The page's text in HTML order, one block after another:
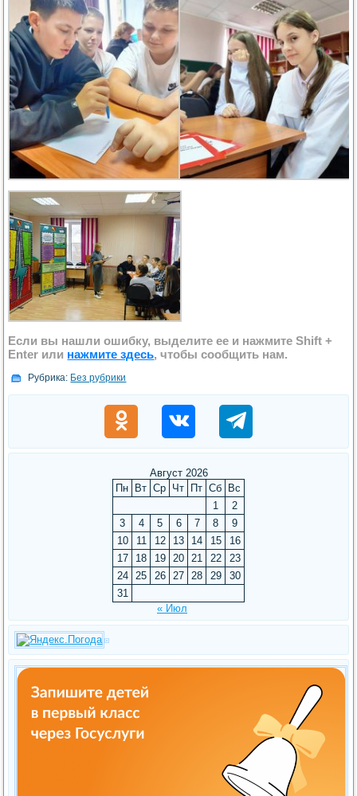
Если вы нашли ошибку, выделите ее и нажмитеShift +
Enter или нажмите здесь, чтобы сообщить нам.
Рубрика: Без рубрики
Август 2026
Пн Вт Ср Чт Пт Сб Вс
1
2
3
4 5 6 7 8
9
10
11 12 13 14 15
16
17
18 19 20 21 22
23
24
25 26 27 28 29
30
31
« Июл